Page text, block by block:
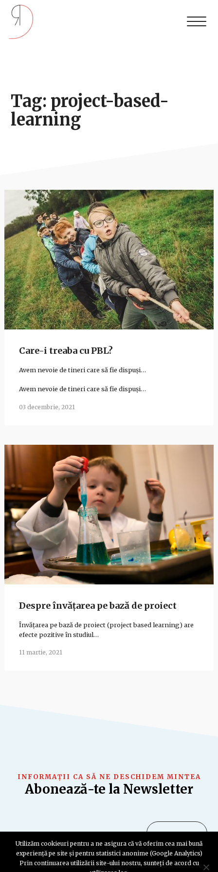
Tag: project-based-
learning
Care-i treaba cu PBL?
Avem nevoie de tineri care să fie dispuși…
Avem nevoie de tineri care să fie dispuși…
03 decembrie, 2021
Despre învățarea pe bază de proiect
Învățarea pe bază de proiect (project based learning) are
efecte pozitive în studiul…
11 martie, 2021
INFORMAȚII CA SĂ NE DESCHIDEM MINTEA
Abonează-te la Newsletter
Utilizăm cookieuri pentru a ne asigura că vă oferim cea mai bună
experiență pe site și pentru statistici anonime (Google Analytics)
Prin continuarea utilizării site-ului nostru, sunteți de acord cu